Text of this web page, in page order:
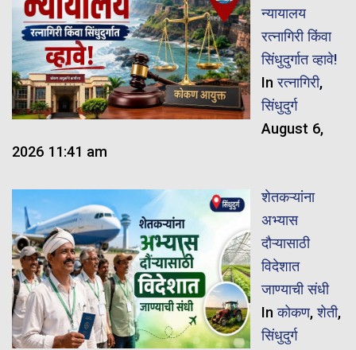
न्यायालय
रत्नागिरी किंवा
सिंधुदुर्गात व्हावे!
Inरत्नागिरी,
सिंधुदुर्ग
August 6,
2026 11:41 am
शेतकऱ्यांना
अभ्यास
दौऱ्यासाठी
विदेशात
जाण्याची संधी
Inकोकण,शेती,
सिंधुदुर्ग